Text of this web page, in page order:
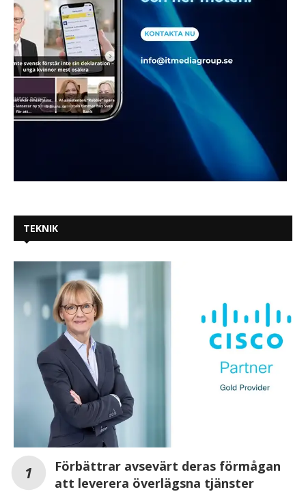
TEKNIK
Förbättrar avsevärt deras förmågan
att leverera överlägsna tjänster